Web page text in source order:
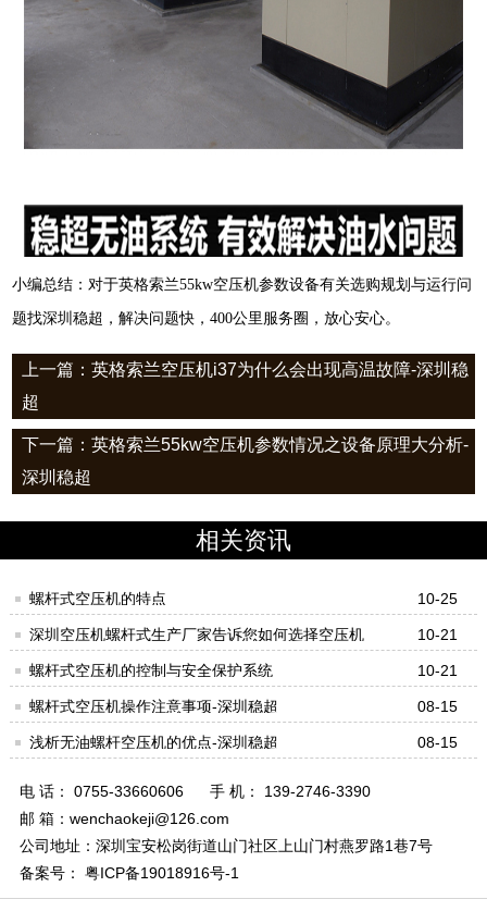
小编总结：对于英格索兰55kw空压机参数设备有关选购规划与运行问
题找深圳稳超，解决问题快，400公里服务圈，放心安心。
上一篇：英格索兰空压机i37为什么会出现高温故障-深圳稳
超
下一篇：英格索兰55kw空压机参数情况之设备原理大分析-
深圳稳超
相关资讯
螺杆式空压机的特点 10-25
深圳空压机螺杆式生产厂家告诉您如何选择空压机 10-21
螺杆式空压机的控制与安全保护系统 10-21
螺杆式空压机操作注意事项-深圳稳超 08-15
浅析无油螺杆空压机的优点-深圳稳超 08-15
电 话： 0755-33660606
手 机： 139-2746-3390
邮 箱：wenchaokeji@126.com
公司地址：深圳宝安松岗街道山门社区上山门村燕罗路1巷7号
备案号： 粤ICP备19018916号-1